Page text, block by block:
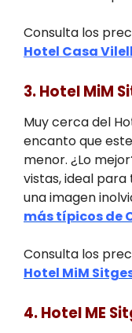
Consulta los
Hotel Casa
3. Hotel MiM
Muy cerca del
encanto que
menor. ¿Lo
vistas, ideal
una imagen
más típicos de
Consulta los
Hotel MiM
4. Hotel ME